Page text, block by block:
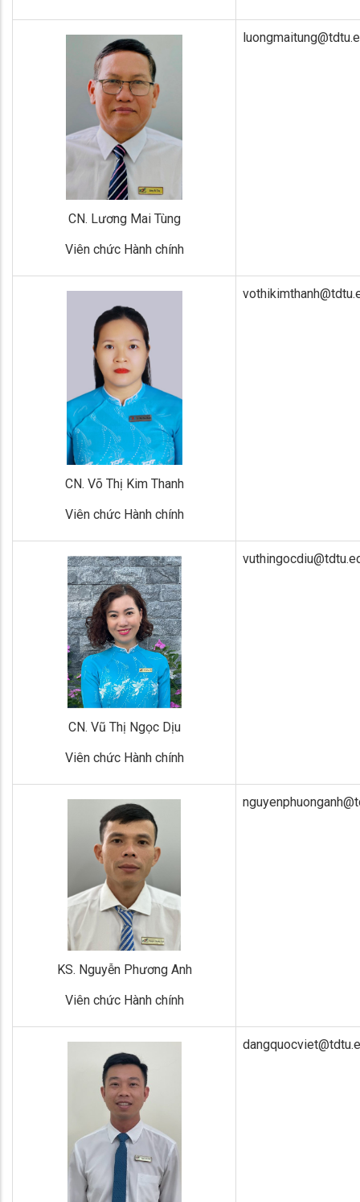
CN. Lương Mai Tùng
Viên chức Hành chính
CN. Võ Thị Kim Thanh
Viên chức Hành chính
CN. Vũ Thị Ngọc Dịu
Viên chức Hành chính
KS. Nguyễn Phương Anh
Viên chức Hành chính